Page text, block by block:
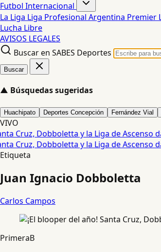
Futbol Internacional
La Liga Liga Profesional Argentina Premier
Lucha Libre
AVISOS LEGALES
Buscar en SABES Deportes
Buscar
▲ Búsquedas sugeridas
Huachipato Deportes Concepción Fernández Vial
VIVO
Cruz, Dobboletta y la Liga de Ascenso
Cruz, Dobboletta y la Liga de Ascenso
Etiqueta
Juan Ignacio Dobboletta
Carlos Campos
PrimeraB